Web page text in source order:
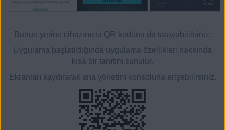
Bunun yerine cihazınızla QR kodunu da tarayabilirsiniz.
Uygulama başlatıldığında uygulama özellikleri hakkında
kısa bir tanıtım sunulur.
Ekranları kaydırarak ana yönetim konsoluna erişebilirsiniz.